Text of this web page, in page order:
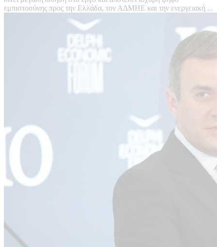
εμπιστοσύνης προς την Ελλάδα, τον ΑΔΜΗΕ και την ενεργειακή ...